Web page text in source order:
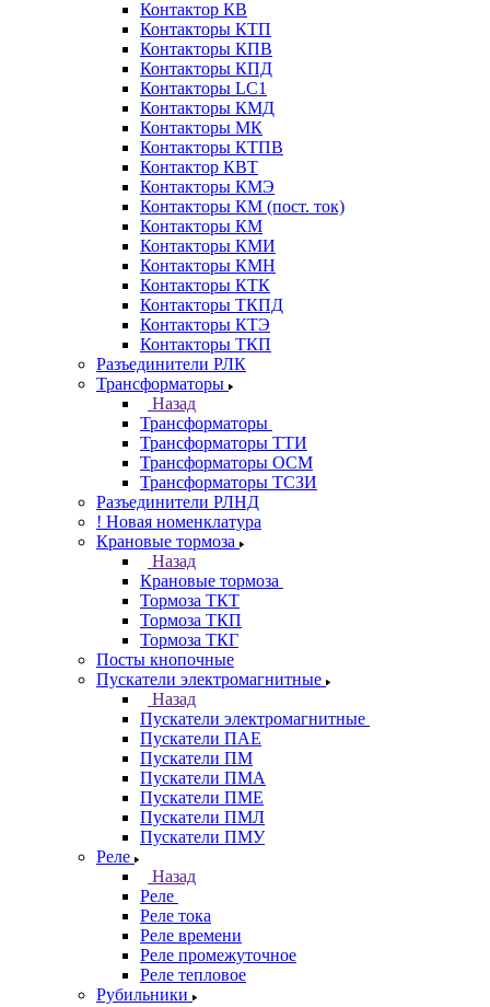
Контактор КВ
Контакторы КТП
Контакторы КПВ
Контакторы КПД
Контакторы LC1
Контакторы КМД
Контакторы МК
Контакторы КТПВ
Контактор КВТ
Контакторы КМЭ
Контакторы КМ (пост. ток)
Контакторы КМ
Контакторы КМИ
Контакторы КМН
Контакторы КТК
Контакторы ТКПД
Контакторы КТЭ
Контакторы ТКП
Разъединители РЛК
Трансформаторы
Назад
Трансформаторы
Трансформаторы ТТИ
Трансформаторы ОСМ
Трансформаторы ТСЗИ
Разъединители РЛНД
! Новая номенклатура
Крановые тормоза
Назад
Крановые тормоза
Тормоза ТКТ
Тормоза ТКП
Тормоза ТКГ
Посты кнопочные
Пускатели электромагнитные
Назад
Пускатели электромагнитные
Пускатели ПАЕ
Пускатели ПМ
Пускатели ПМА
Пускатели ПМЕ
Пускатели ПМЛ
Пускатели ПМУ
Реле
Назад
Реле
Реле тока
Реле времени
Реле промежуточное
Реле тепловое
Рубильники